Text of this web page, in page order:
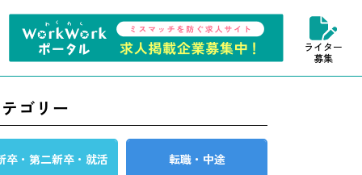
ライター
募集
ゴリー
卒・第二新卒・就活 転職・中途